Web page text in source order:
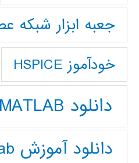
جعبه ابزار شبکه
خودآموز HSPICE
دانلود MATLAB
دانلود آموزش Matlab